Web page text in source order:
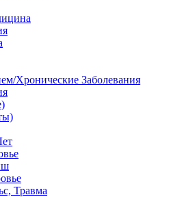
Хронические Заболевания
Травма